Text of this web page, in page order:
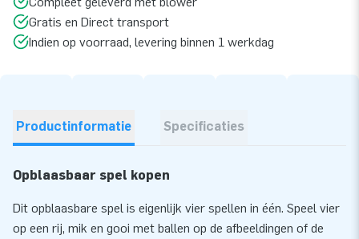
Gratis en Direct transport
Indien op voorraad, levering binnen 1 werkdag
Productinformatie Specificaties
Opblaasbaar spel kopen
Dit opblaasbare spel is eigenlijk vier spellen in één. Speel vier
op een rij, mik en gooi met ballen op de afbeeldingen of de